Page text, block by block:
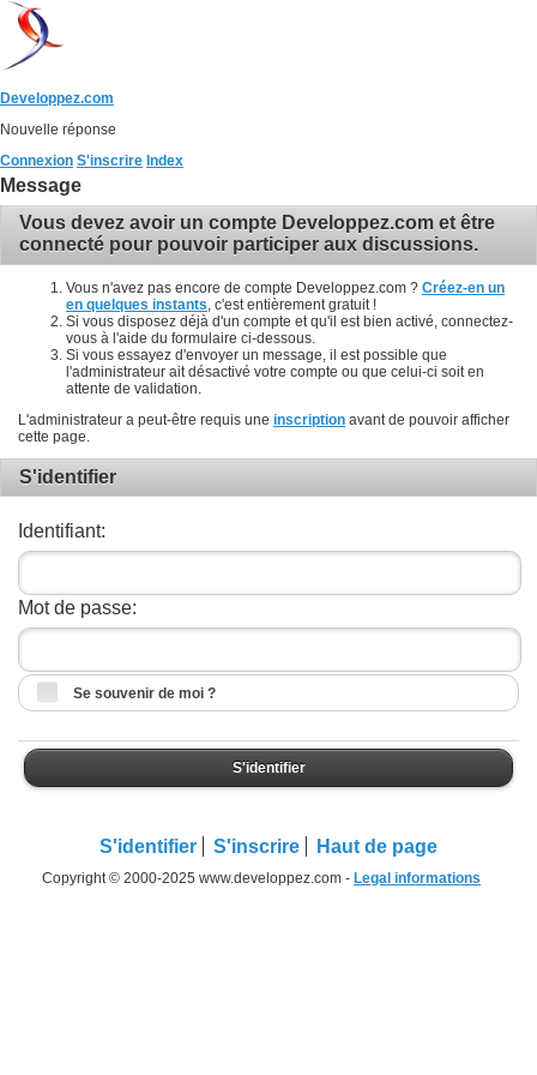
Developpez.com
Nouvelle réponse
Connexion S'inscrire Index
Message
Vous devez avoir un compte Developpez.com et être
connecté pour pouvoir participer aux discussions.
Vous n'avez pas encore de compte Developpez.com ? Créez-en un
en quelques instants , c'est entièrement gratuit !
Si vous disposez déjà d'un compte et qu'il est bien activé, connectez-
vous à l'aide du formulaire ci-dessous.
Si vous essayez d'envoyer un message, il est possible que
l'administrateur ait désactivé votre compte ou que celui-ci soit en
attente de validation.
L'administrateur a peut-être requis une inscription avant de pouvoir afficher
cette page.
S'identifier
Identifiant:
Mot de passe:
Se souvenir de moi ?
S'identifier
S'identifier S'inscrire Haut de page
Copyright © 2000-2025 www.developpez.com - Legal informations